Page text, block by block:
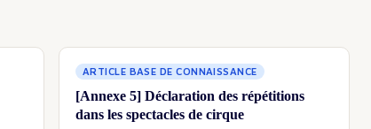
ARTICLE BASE DE CONNAISSANCE
[Annexe 5] Déclaration des répétitions
dans les spectacles de cirque